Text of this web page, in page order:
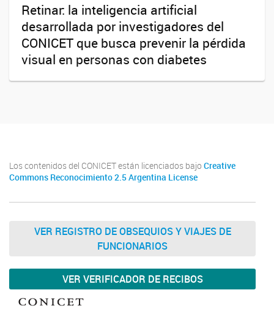
Retinar: la inteligencia artificial
desarrollada por investigadores del
CONICET que busca prevenir la pérdida
visual en personas con diabetes
Los contenidos del CONICET están licenciados bajo Creative
Commons Reconocimiento 2.5 Argentina License
VER REGISTRO DE OBSEQUIOS Y VIAJES DE
FUNCIONARIOS
VER VERIFICADOR DE RECIBOS